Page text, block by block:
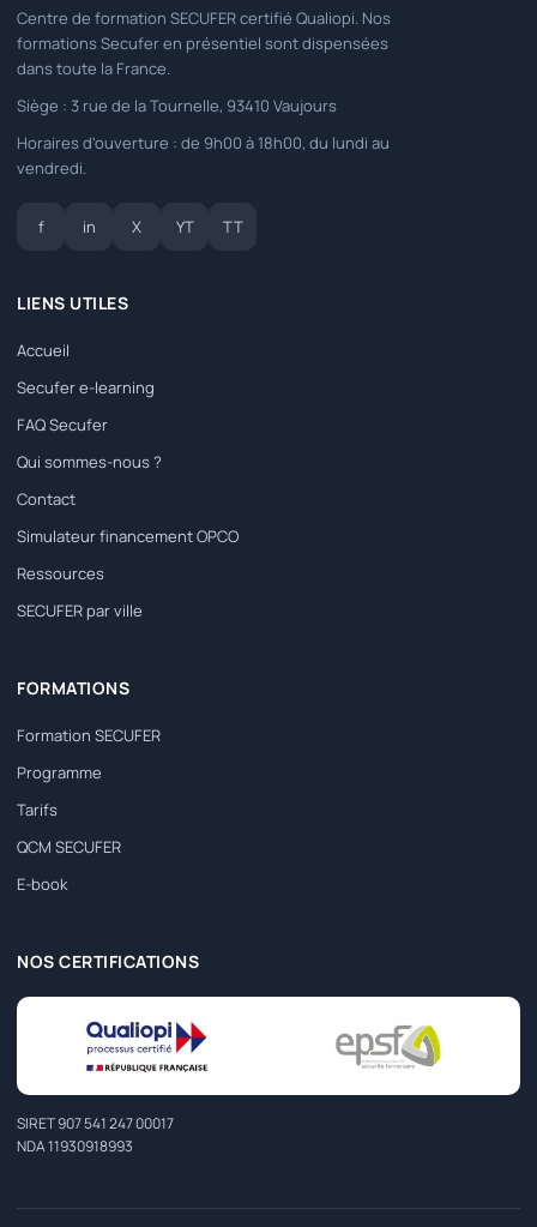
Centre de formation SECUFER certifié Qualiopi. Nos
formations Secufer en présentiel sont dispensées
dans toute la France.
Siège : 3 rue de la Tournelle, 93410 Vaujours
Horaires d'ouverture : de 9h00 à 18h00, du lundi au
vendredi.
f in X YT TT
LIENS UTILES
Accueil
Secufer e-learning
FAQ Secufer
Qui sommes-nous ?
Contact
Simulateur financement OPCO
Ressources
SECUFER par ville
FORMATIONS
Formation SECUFER
Programme
Tarifs
QCM SECUFER
E-book
NOS CERTIFICATIONS
SIRET 907 541 247 00017
NDA 11930918993